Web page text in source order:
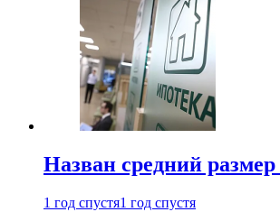
Назван средний
1 год спустя1 год спустя